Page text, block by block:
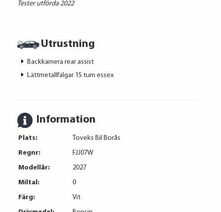
Utrustning
Backkamera rear assist
Lättmetallfälgar 15 tum essex
Tester utförda 2022
Information
Plats:
Toveks Bil Borås
Regnr:
FJJ07W
Modellår:
2027
Miltal:
0
Färg:
Vit